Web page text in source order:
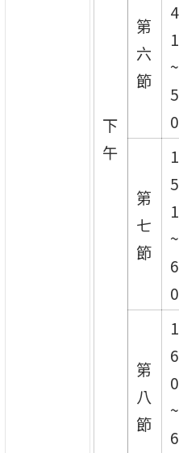
下
午
第
六
節
第
七
節
1
第
八
節
1